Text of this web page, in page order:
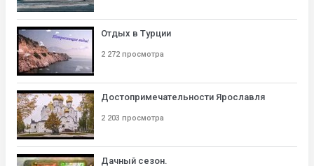
Отдых в Турции
2 272 просмотра
Достопримечательности Ярославля
2 203 просмотра
Дачный сезон.